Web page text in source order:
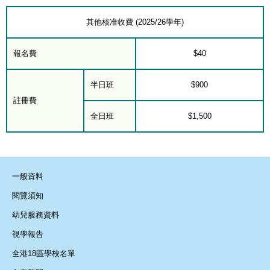
其他核准收費 (2025/26學年)
報名費 $40
註冊費
半日班 $900
全日班 $1,500
一般資料
閱覽須知
幼兒服務資料
視學報告
全港18區學校名單